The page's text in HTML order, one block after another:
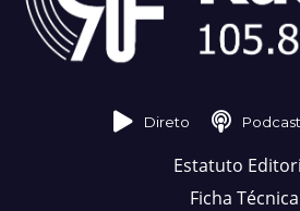
Direto
Estatuto
Ficha Técnica